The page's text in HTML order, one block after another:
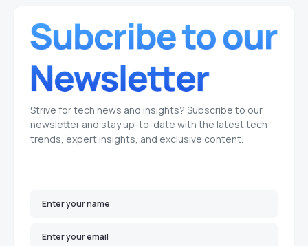
Strive for tech news and insights? Subscribe to our
newsletter and stay up-to-date with the latest tech
trends, expert insights, and exclusive content.